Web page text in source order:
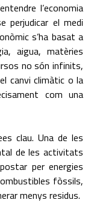
l’economia
perjudicar el medi
s’ha basat a
aigua, matèries
no són infinits,
canvi climàtic o la
com una
clau. Una de les
de les activitats
per energies
fòssils,
menys residus.